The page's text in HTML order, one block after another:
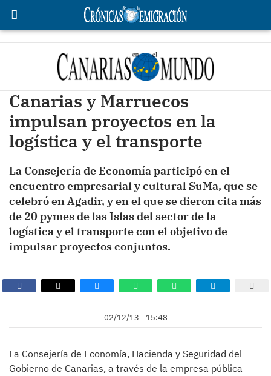
Canarias y Marruecos
impulsan proyectos en la
logística y el transporte
La Consejería de Economía participó en el
encuentro empresarial y cultural SuMa, que se
celebró en Agadir, y en el que se dieron cita más
de 20 pymes de las Islas del sector de la
logística y el transporte con el objetivo de
impulsar proyectos conjuntos.
02/12/13 - 15:48
La Consejería de Economía, Hacienda y Seguridad del
Gobierno de Canarias, a través de la empresa pública